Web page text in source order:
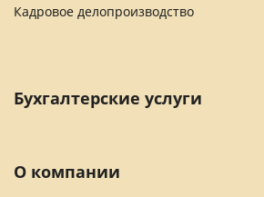
Кадровое делопроизводство
Бухгалтерские услуги
О компании